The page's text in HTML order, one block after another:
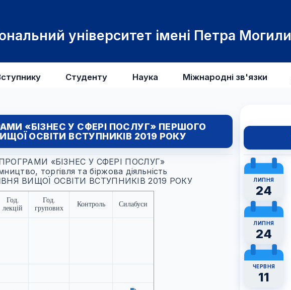
університет імені Петра Могили
Студенту Наука Міжнародні зв'язки
«БІЗНЕС У СФЕРІ ПОСЛУГ» ПЕРШОГО
ОСВІТИ ВСТУПНИКІВ 2019 РОКУ
«БІЗНЕС У СФЕРІ ПОСЛУГ»
торгівля та біржова діяльність
ВИЩОЇ ОСВІТИ ВСТУПНИКІВ 2019 РОКУ
Год.
лекцій
Год.
групових
Контроль Силабуси
ЛИПНЯ
24
ЛИПНЯ
24
ЧЕРВНЯ
11